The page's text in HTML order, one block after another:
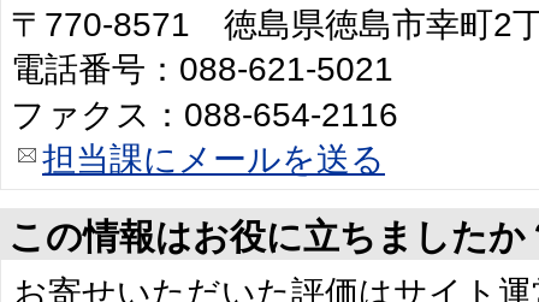
〒770-8571 徳島県徳島市幸町2
電話番号：088-621-5021
ファクス：088-654-2116
担当課にメールを送る
この情報はお役に立ちましたか
お寄せいただいた評価はサイト